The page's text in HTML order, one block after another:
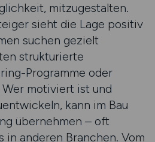
mitzugestalten.
sieht die Lage positiv
suchen gezielt
strukturierte
Programme oder
motiviert ist und
kann im Bau
übernehmen – oft
in anderen Branchen. Vom